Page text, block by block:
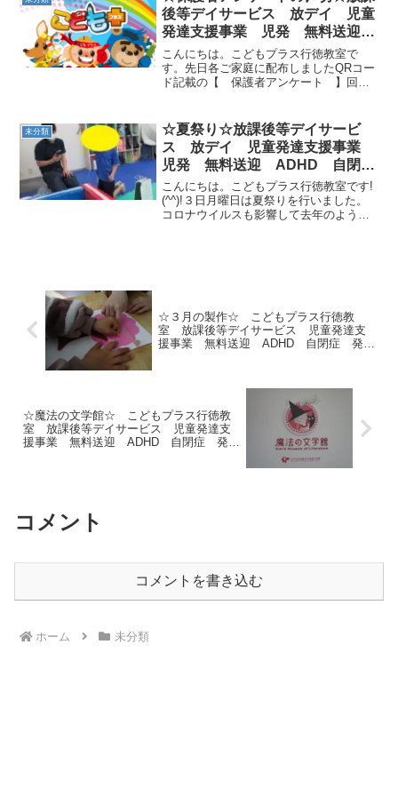
むけて、「上体起...
後等デイサービス 放デイ 児童
発達支援事業 児発 無料送迎
ADHD 自閉症 発達障がい 運
動療育 遊び 行徳 南行徳 市
川市 浦安市 葛西 江戸川区
こんにちは。こどもプラス行徳教室で
す。先日各ご家庭に配布しましたQRコー
ド記載の【 保護者アンケート 】回答
にご回答いただきますようご協力のほど
よろしくお願いいたし...
未分類
☆夏祭り☆放課後等デイサービ
ス 放デイ 児童発達支援事業
児発 無料送迎 ADHD 自閉
症 発達障がい 運動療育 遊
び 行徳 南行徳 市川市 浦安
市 葛西 江戸川区
こんにちは。こどもプラス行徳教室です!
(^^)!３日月曜日は夏祭りを行いました。
コロナウイルスも影響して去年のように
☆３月の製作☆ こどもプラス行徳教
室 放課後等デイサービス 児童発達支
援事業 無料送迎 ADHD 自閉症 発達
☆魔法の文学館☆ こどもプラス行徳教
室 放課後等デイサービス 児童発達支
援事業 無料送迎 ADHD 自閉症 発達
コメント
コメントを書き込む
ホーム 未分類